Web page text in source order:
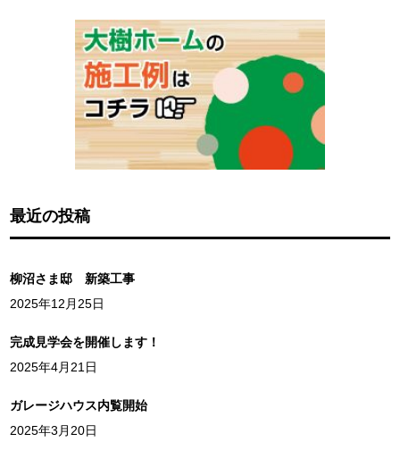
最近の投稿
柳沼さま邸 新築工事
2025年12月25日
完成見学会を開催します！
2025年4月21日
ガレージハウス内覧開始
2025年3月20日